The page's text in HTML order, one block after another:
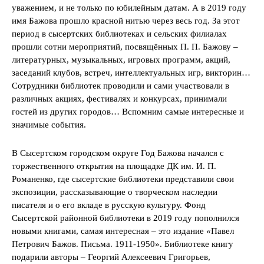
уважением, и не только по юбилейным датам. А в 2019 году
имя Бажова прошло красной нитью через весь год. За этот
период в сысертских библиотеках и сельских филиалах
прошли сотни мероприятий, посвящённых П. П. Бажову –
литературных, музыкальных, игровых программ, акций,
заседаний клубов, встреч, интеллектуальных игр, викторин…
Сотрудники библиотек проводили и сами участвовали в
различных акциях, фестивалях и конкурсах, принимали
гостей из других городов… Вспомним самые интересные и
значимые события.
В Сысертском городском округе Год Бажова начался с
торжественного открытия на площадке ДК им. И. П.
Романенко, где сысертские библиотеки представили свои
экспозиции, рассказывающие о творческом наследии
писателя и о его вкладе в русскую культуру. Фонд
Сысертской районной библиотеки в 2019 году пополнился
новыми книгами, самая интересная – это издание «Павел
Петрович Бажов. Письма. 1911-1950». Библиотеке книгу
подарили авторы – Георгий Алексеевич Григорьев,